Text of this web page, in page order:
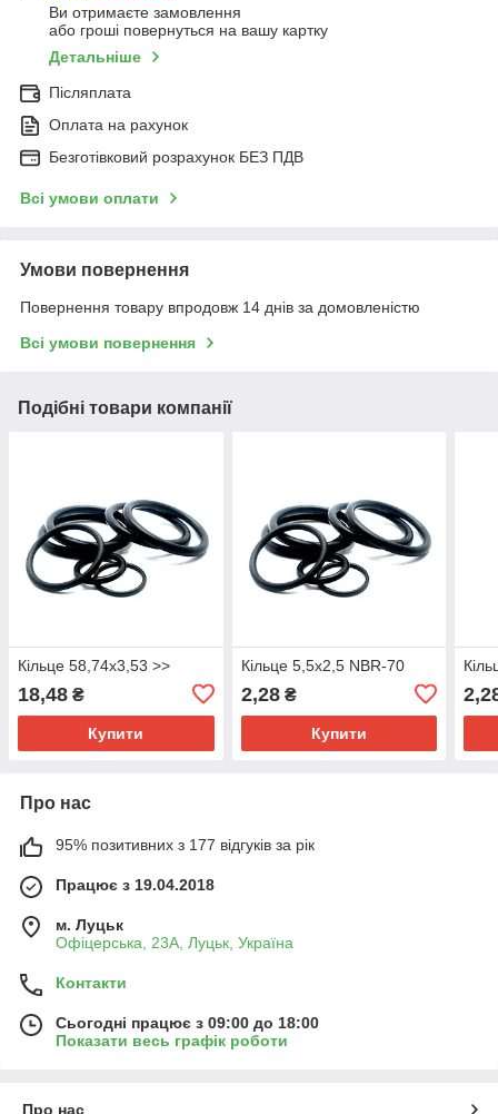
Ви отримаєте замовлення
або гроші повернуться на вашу картку
Детальніше
Післяплата
Оплата на рахунок
Безготівковий розрахунок БЕЗ ПДВ
Всі умови оплати
Умови повернення
Повернення товару впродовж 14 днів за домовленістю
Всі умови повернення
Подібні товари компанії
Кільце 58,74х3,53 >>
18,48 ₴
Купити
Кільце 5,5х2,5 NBR-70
2,28₴
Купити
Про нас
95% позитивних з 177 відгуків за рік
Працює з 19.04.2018
м. Луцьк
Офіцерська, 23А, Луцьк, Україна
Контакти
Сьогодні працює з 09:00 до 18:00
Показати весь графік роботи
Про нас